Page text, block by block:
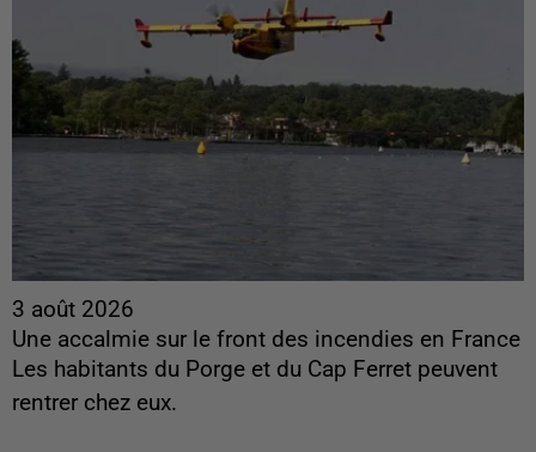
3 août 2026
Une accalmie sur le front des incendies en France
Les habitants du Porge et du Cap Ferret peuvent
rentrer chez eux.